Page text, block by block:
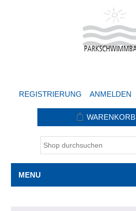
REGISTRIERUNG ANMELDEN
WARENKORB
MENU